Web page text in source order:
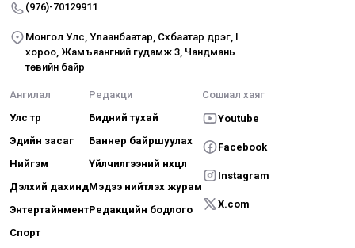
(976)-70129911
Монгол Улс, Улаанбаатар, Сүхбаатар дүүрэг, I
хороо, Жамъяангүний гудамж 3, Чандмань
төвийн байр
Ангилал
Улс төр
Эдийн засаг
Нийгэм
Дэлхий дахинд
Энтертайнмент
Спорт
Редакци
Бидний тухай
Баннер байршуулах
Үйлчилгээний нөхцөл
Мэдээ нийтлэх журам
Редакцийн бодлого
Сошиал хаяг
Youtube
Facebook
Instagram
X.com